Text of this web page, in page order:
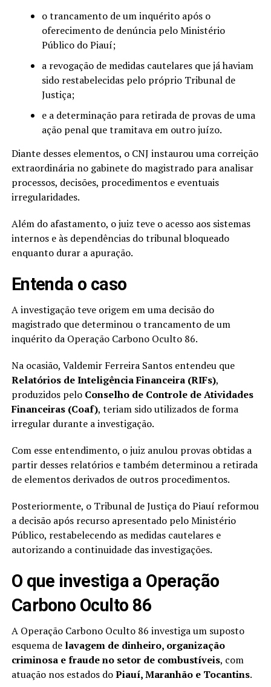
o trancamento de um inquérito após o
oferecimento de denúncia pelo Ministério
Público do Piauí;
a revogação de medidas cautelares que já haviam
sido restabelecidas pelo próprio Tribunal de
Justiça;
e a determinação para retirada de provas de uma
ação penal que tramitava em outro juízo.
Diante desses elementos, o CNJ instaurou uma correição
extraordinária no gabinete do magistrado para analisar
processos, decisões, procedimentos e eventuais
irregularidades.
Além do afastamento, o juiz teve o acesso aos sistemas
internos e às dependências do tribunal bloqueado
enquanto durar a apuração.
Entenda o caso
A investigação teve origem em uma decisão do
magistrado que determinou o trancamento de um
inquérito da Operação Carbono Oculto 86.
Na ocasião, Valdemir Ferreira Santos entendeu que
Relatórios de Inteligência Financeira (RIFs),
produzidos pelo Conselho de Controle de Atividades
Financeiras (Coaf), teriam sido utilizados de forma
irregular durante a investigação.
Com esse entendimento, o juiz anulou provas obtidas a
partir desses relatórios e também determinou a retirada
de elementos derivados de outros procedimentos.
Posteriormente, o Tribunal de Justiça do Piauí reformou
a decisão após recurso apresentado pelo Ministério
Público, restabelecendo as medidas cautelares e
autorizando a continuidade das investigações.
O que investiga a Operação
Carbono Oculto 86
A Operação Carbono Oculto 86 investiga um suposto
esquema de lavagem de dinheiro, organização
criminosa e fraude no setor de combustíveis, com
atuação nos estados doPiauí, Maranhão e Tocantins.